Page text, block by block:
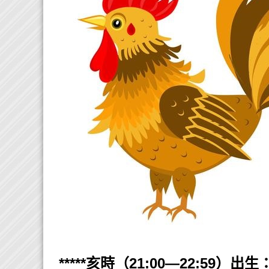
*****亥時（21:00—22:59）出生